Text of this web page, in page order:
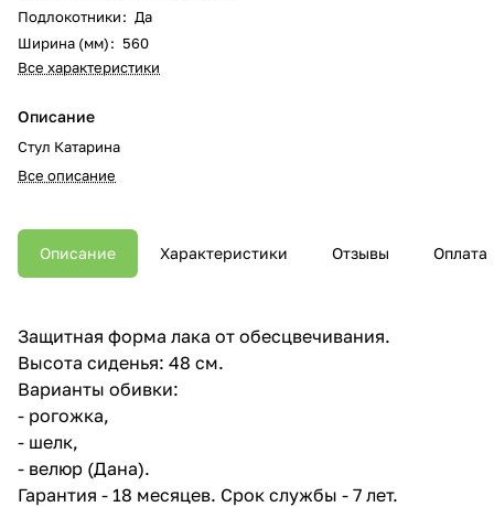
Подлокотники: Да
Ширина (мм): 560
Все характеристики
Описание
Стул Катарина
Все описание
Описание Характеристики Отзывы Оплата
Защитная форма лака от обесцвечивания.
Высота сиденья: 48 см.
Варианты обивки:
- рогожка,
- шелк,
- велюр (Дана).
Гарантия - 18 месяцев. Срок службы - 7 лет.